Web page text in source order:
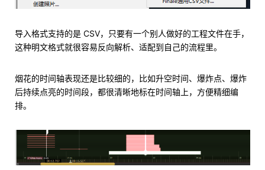
导入格式支持的是 CSV，只要有一个别人做好的工程文件在手，
这种明文格式就很容易反向解析、适配到自己的流程里。
烟花的时间轴表现还是比较细的，比如升空时间、爆炸点、爆炸
后持续点亮的时间段，都很清晰地标在时间轴上，方便精细编
排。